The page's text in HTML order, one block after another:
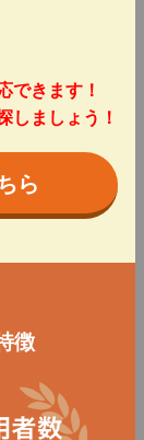
できます！
しましょう！
ら
徴